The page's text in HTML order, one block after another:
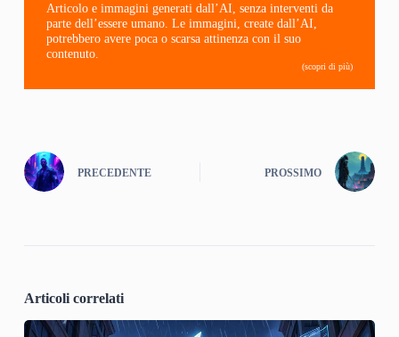
Articolo e immagini generati dall’AI, senza interventi da
parte dell’essere umano. Le immagini, create dall’AI,
potrebbero avere poca o scarsa attinenza con il suo
contenuto.
(scopri di più)
PRECEDENTE PROSSIMO
Articoli correlati